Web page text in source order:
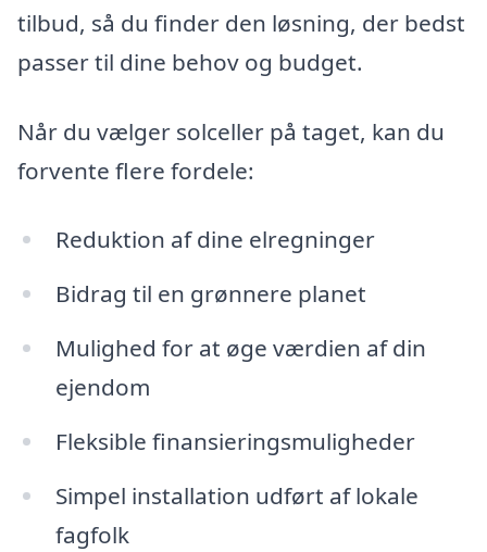
tilbud, så du finder den løsning, der bedst
passer til dine behov og budget.
Når du vælger solceller på taget, kan du
forvente flere fordele:
Reduktion af dine elregninger
Bidrag til en grønnere planet
Mulighed for at øge værdien af din
ejendom
Fleksible finansieringsmuligheder
Simpel installation udført af lokale
fagfolk